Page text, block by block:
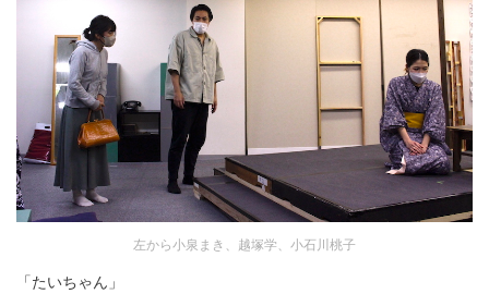
左から小泉まき、越塚学、小石川桃子
「たいちゃん」